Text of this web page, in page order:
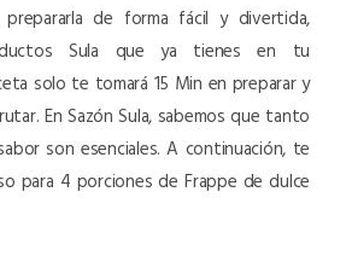
prepararla de forma fácil y divertida,
Sula que ya tienes en tu
solo te tomará 15 Min en preparar y
En Sazón Sula, sabemos que tanto
son esenciales. A continuación, te
para 4 porciones de Frappe de dulce